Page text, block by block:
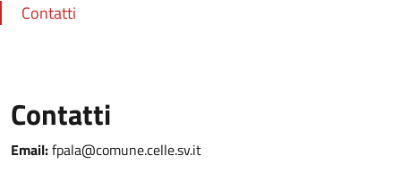
Contatti
Contatti
Email:fpala@comune.celle.sv.it